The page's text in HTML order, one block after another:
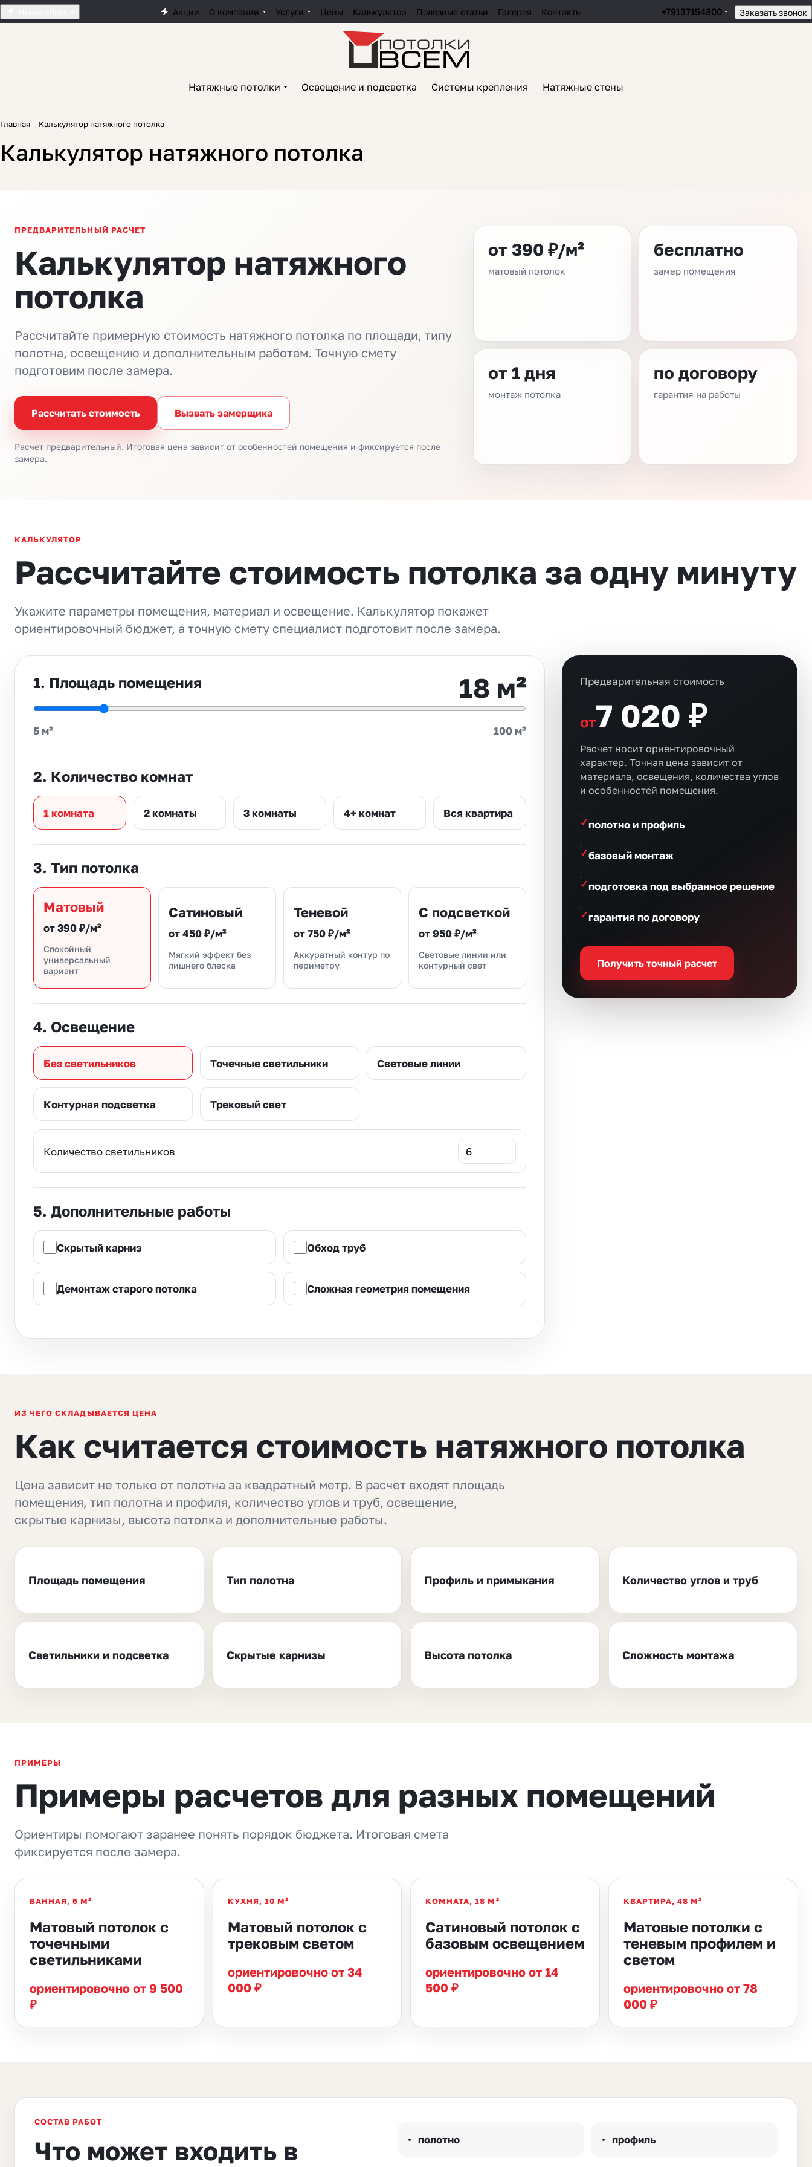
Акции О компании Услуги Цены Калькулятор Полезные статьи Галерея Контакты +79137154800 Заказать звонок
Натяжные потолки Освещение и подсветка Системы крепления Натяжные стены
Главная Калькулятор натяжного потолка
Калькулятор натяжного потолка
ПРЕДВАРИТЕЛЬНЫЙ РАСЧЕТ
Калькулятор натяжного
потолка
Рассчитайте примерную стоимость натяжного потолка по площади, типу
полотна, освещению и дополнительным работам. Точную смету
подготовим после замера.
Рассчитать стоимость Вызвать замерщика
Расчет предварительный. Итоговая цена зависит от особенностей помещения и фиксируется после
замера.
от 390 ₽/м²
матовый потолок
бесплатно
замер помещения
от 1 дня
монтаж потолка
по договору
гарантия на работы
КАЛЬКУЛЯТОР
Рассчитайте стоимость потолка за одну минуту
Укажите параметры помещения, материал и освещение. Калькулятор покажет
ориентировочный бюджет, а точную смету специалист подготовит после замера.
1. Площадь помещения 18 м²
5 м² 100 м²
2. Количество комнат
1 комната 2 комнаты 3 комнаты 4+ комнат Вся квартира
3. Тип потолка
Матовый
от 390 ₽/м²
Спокойный
универсальный
вариант
Сатиновый
от 450 ₽/м²
Мягкий эффект без
лишнего блеска
Теневой
от 750 ₽/м²
Аккуратный контур по
периметру
С подсветкой
от 950 ₽/м²
Световые линии или
контурный свет
4. Освещение
Без светильников Точечные светильники Световые линии
Контурная подсветка Трековый свет
Количество светильников
5. Дополнительные работы
Скрытый карниз Обход труб
Демонтаж старого потолка Сложная геометрия помещения
Предварительная стоимость
от7 020 ₽
Расчет носит ориентировочный
характер. Точная цена зависит от
материала, освещения, количества углов
и особенностей помещения.
полотно и профиль
базовый монтаж
подготовка под выбранное решение
гарантия по договору
Получить точный расчет
ИЗ ЧЕГО СКЛАДЫВАЕТСЯ ЦЕНА
Как считается стоимость натяжного потолка
Цена зависит не только от полотна за квадратный метр. В расчет входят площадь
помещения, тип полотна и профиля, количество углов и труб, освещение,
скрытые карнизы, высота потолка и дополнительные работы.
Площадь помещения Тип полотна Профиль и примыкания Количество углов и труб
Светильники и подсветка Скрытые карнизы Высота потолка Сложность монтажа
ПРИМЕРЫ
Примеры расчетов для разных помещений
Ориентиры помогают заранее понять порядок бюджета. Итоговая смета
фиксируется после замера.
ВАННАЯ, 5 М²
Матовый потолок с
точечными
светильниками
ориентировочно от 9 500
₽
КУХНЯ, 10 М²
Матовый потолок с
трековым светом
ориентировочно от 34
000 ₽
КОМНАТА, 18 М²
Сатиновый потолок с
базовым освещением
ориентировочно от 14
500 ₽
КВАРТИРА, 48 М²
Матовые потолки с
теневым профилем и
светом
ориентировочно от 78
000 ₽
СОСТАВ РАБОТ
Что может входить в
полотно профиль